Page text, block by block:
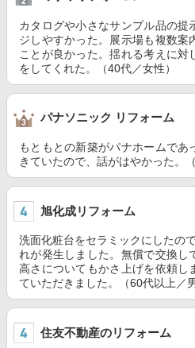
カタログや小さなサンプル品の提
ジしやすかった。展示場も複数案
ことが良かった。揺れる考えに対
をしてくれた。（40代／女性）
パナソニック リフォーム
もともとの新築がパナホームで
きていたので、話がはやかった。
旭化成リフォーム
洗面化粧台をセラミックにしたの
れが発生しました。無償で交換し
高さについてもかさ上げを依頼し
ていただきました。（60代以上／男
住友不動産のリフォーム